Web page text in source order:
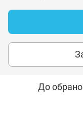
До